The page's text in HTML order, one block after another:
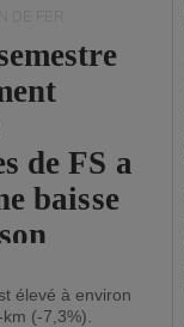
de FS a
baisse
élevé à environ
(-7,3%).